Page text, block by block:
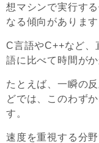
想マシンで実行す
なる傾向があります
C言語やC++など、
語に比べて時間がか
たとえば、一瞬の
どでは、このわず
す。
速度を重視する分